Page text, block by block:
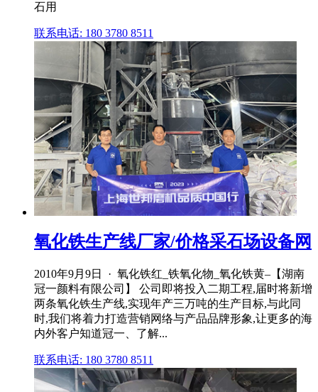
石用
联系电话: 180 3780 8511
氧化铁生产线厂家/价格采石场设备网
2010年9月9日 · 氧化铁红_铁氧化物_氧化铁黄–【湖南
冠一颜料有限公司】 公司即将投入二期工程,届时将新增
两条氧化铁生产线,实现年产三万吨的生产目标,与此同
时,我们将着力打造营销网络与产品品牌形象,让更多的海
内外客户知道冠一、了解...
联系电话: 180 3780 8511